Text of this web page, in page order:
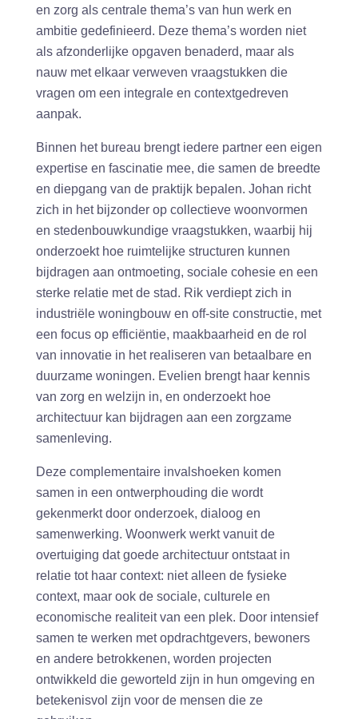
en zorg als centrale thema’s van hun werk en
ambitie gedefinieerd. Deze thema’s worden niet
als afzonderlijke opgaven benaderd, maar als
nauw met elkaar verweven vraagstukken die
vragen om een integrale en contextgedreven
aanpak.
Binnen het bureau brengt iedere partner een eigen
expertise en fascinatie mee, die samen de breedte
en diepgang van de praktijk bepalen. Johan richt
zich in het bijzonder op collectieve woonvormen
en stedenbouwkundige vraagstukken, waarbij hij
onderzoekt hoe ruimtelijke structuren kunnen
bijdragen aan ontmoeting, sociale cohesie en een
sterke relatie met de stad. Rik verdiept zich in
industriële woningbouw en off-site constructie, met
een focus op efficiëntie, maakbaarheid en de rol
van innovatie in het realiseren van betaalbare en
duurzame woningen. Evelien brengt haar kennis
van zorg en welzijn in, en onderzoekt hoe
architectuur kan bijdragen aan een zorgzame
samenleving.
Deze complementaire invalshoeken komen
samen in een ontwerphouding die wordt
gekenmerkt door onderzoek, dialoog en
samenwerking. Woonwerk werkt vanuit de
overtuiging dat goede architectuur ontstaat in
relatie tot haar context: niet alleen de fysieke
context, maar ook de sociale, culturele en
economische realiteit van een plek. Door intensief
samen te werken met opdrachtgevers, bewoners
en andere betrokkenen, worden projecten
ontwikkeld die geworteld zijn in hun omgeving en
betekenisvol zijn voor de mensen die ze